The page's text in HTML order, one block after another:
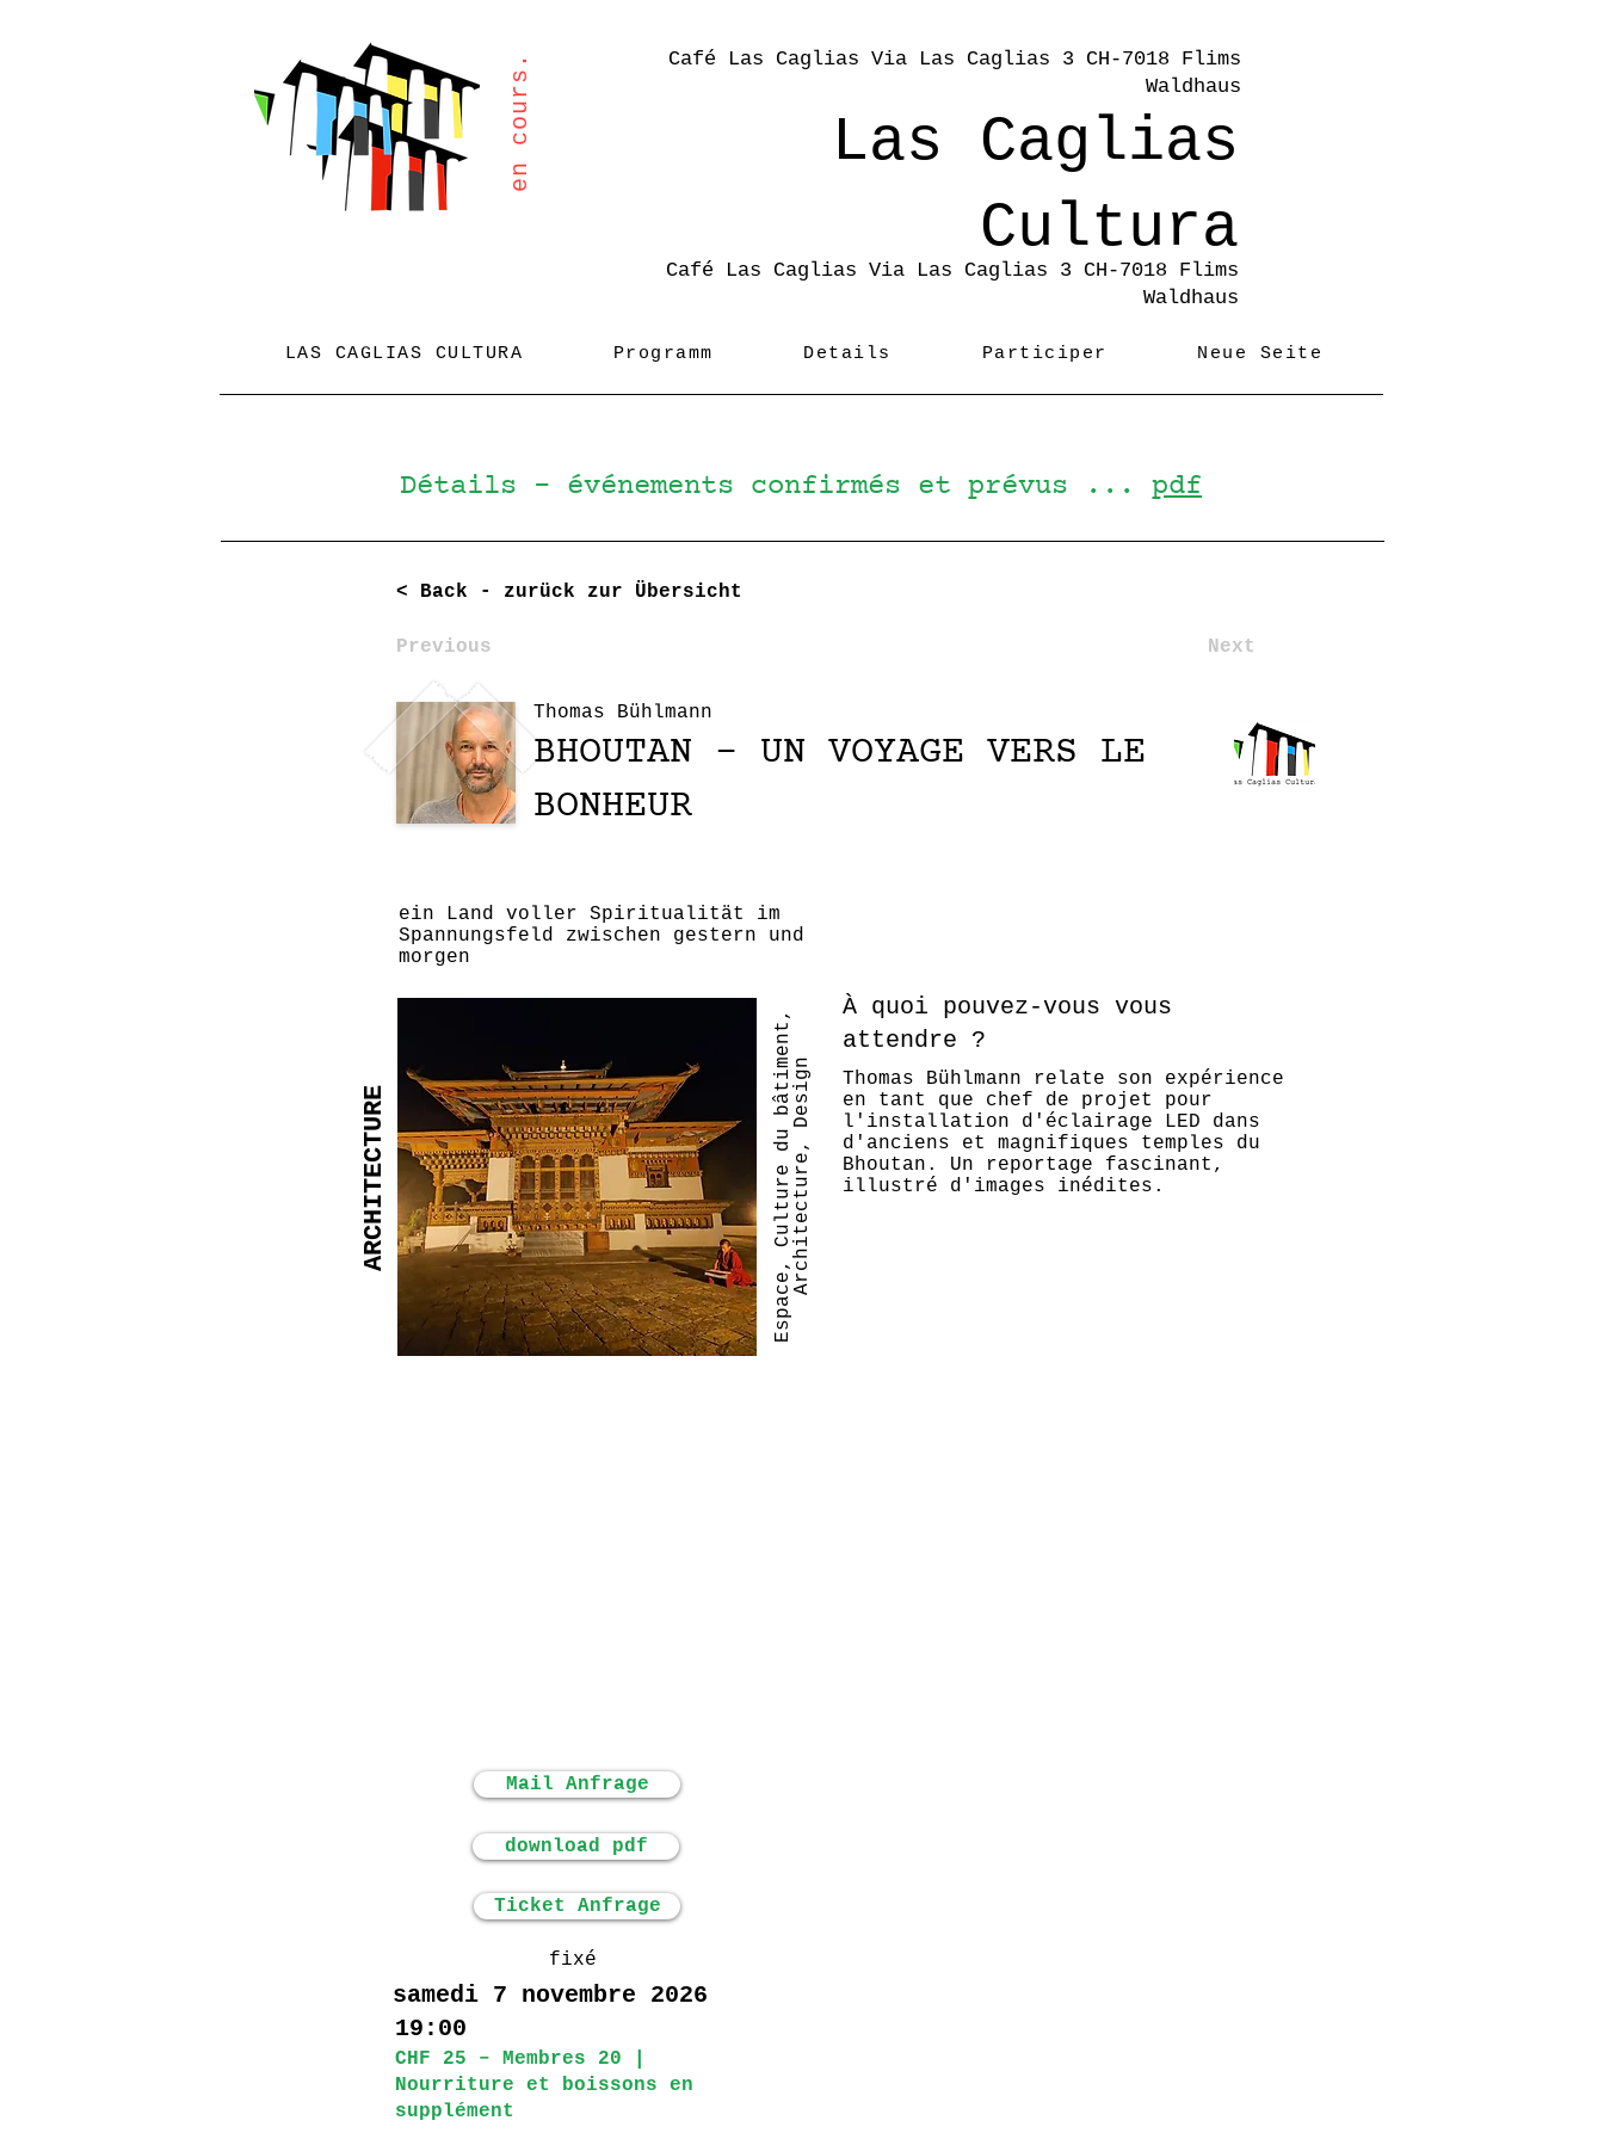
en cours.
Las Caglias
Cultura
Café Las Caglias Via Las Caglias 3 CH-7018 Flims
Waldhaus
LAS CAGLIAS CULTURA Programm Details Participer Neue Seite
Café Las Caglias Via Las Caglias 3 CH-7018 Flims
Waldhaus
Détails - événements confirmés et prévus ... pdf
< Back - zurück zur Übersicht
Previous Next
Thomas Bühlmann
BHOUTAN - UN VOYAGE VERS LE
BONHEUR
ein Land voller Spiritualität im
Spannungsfeld zwischen gestern und
morgen
À quoi pouvez-vous vous
attendre ?
ARCHITECTURE
Thomas Bühlmann relate son expérience
en tant que chef de projet pour
l'installation d'éclairage LED dans
d'anciens et magnifiques temples du
Bhoutan. Un reportage fascinant,
illustré d'images inédites.
E
s
p
a
c
e
,
C
u
l
t
u
r
e
d
u
b
â
t
im
e
n
t
,
A
r
c
h
i
t
e
c
t
u
r
e
,
D
e
s
i
gn
Mail Anfrage
download pdf
Ticket Anfrage
fixé
samedi 7 novembre 2026
19:00
CHF 25 – Membres 20 |
Nourriture et boissons en
supplément